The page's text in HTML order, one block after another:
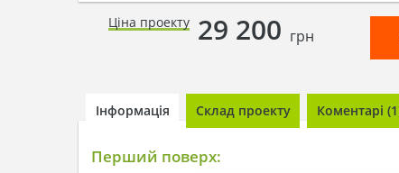
Ціна проекту 29 200 грн
Інформація Склад проекту Коментарі
Перший поверх: